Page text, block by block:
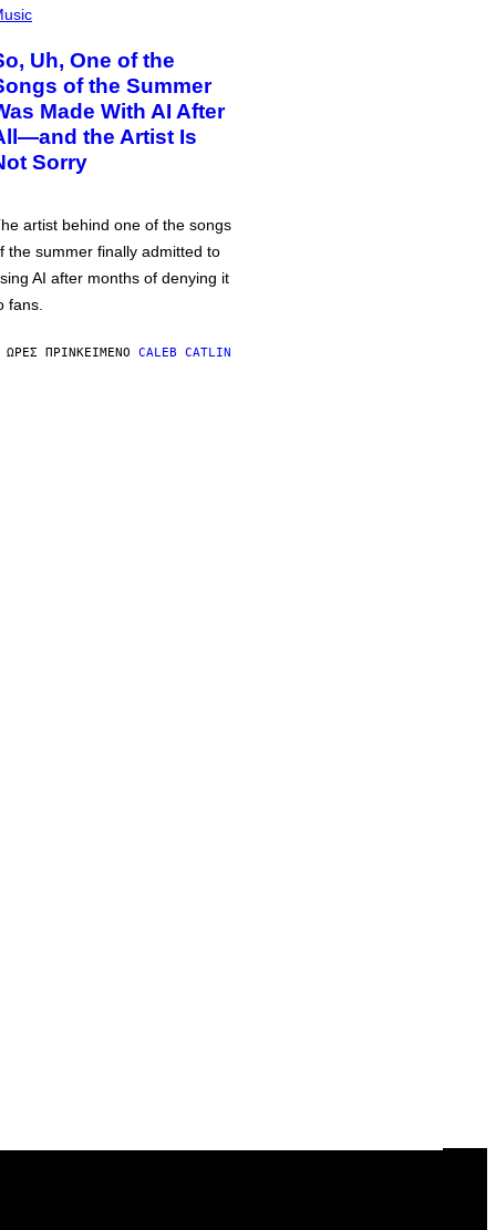
Uh, One of the
of the Summer
Made With AI After
the Artist Is
Sorry
artist behind one of the songs
the summer finally admitted to
AI after months of denying it
fans.
ΏΡΕΣ ΠΡΙΝΚΕΊΜΕΝΟ CALEB CATLIN